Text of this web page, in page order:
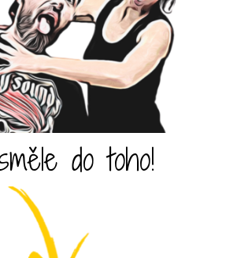
do toho!